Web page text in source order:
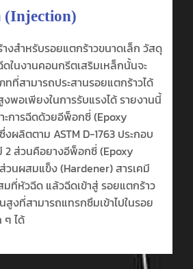
งสำหรับรอยแตกร้าวขนาดเล็ก วัสดุ
ในงานคอนกรีตเสริมเหล็กนั้นจะ
ทที่สามารถประสานรอยแตกร้าวได้
พอเพียงในการรับแรงได้ รายงานนี้
ะการฉีดด้วยอีพ็อกซี่ (Epoxy
ผลิตตาม ASTM D-1763 ประกอบ
2 ส่วนคือยางอีพ็อกซี่ (Epoxy
วนผสมแข็ง (Hardener) สารเคมี
ที่หัวฉีด แล้วฉีดเข้าสู่ รอยแตกร้าว
งที่สามารถแทรกซึมเข้าไปในรอย
ๆ ได้